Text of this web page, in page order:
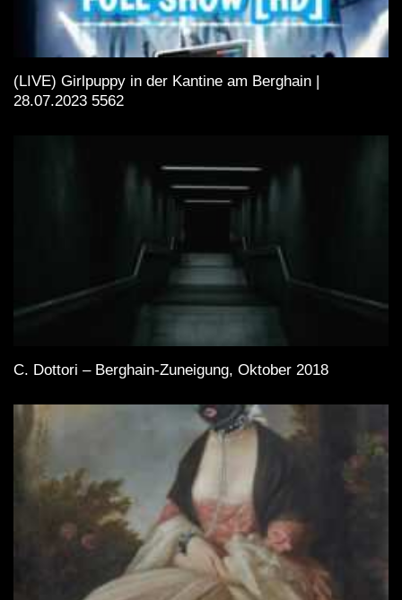
(LIVE) Girlpuppy in der Kantine am Berghain |
28.07.2023 5562
C. Dottori – Berghain-Zuneigung, Oktober 2018